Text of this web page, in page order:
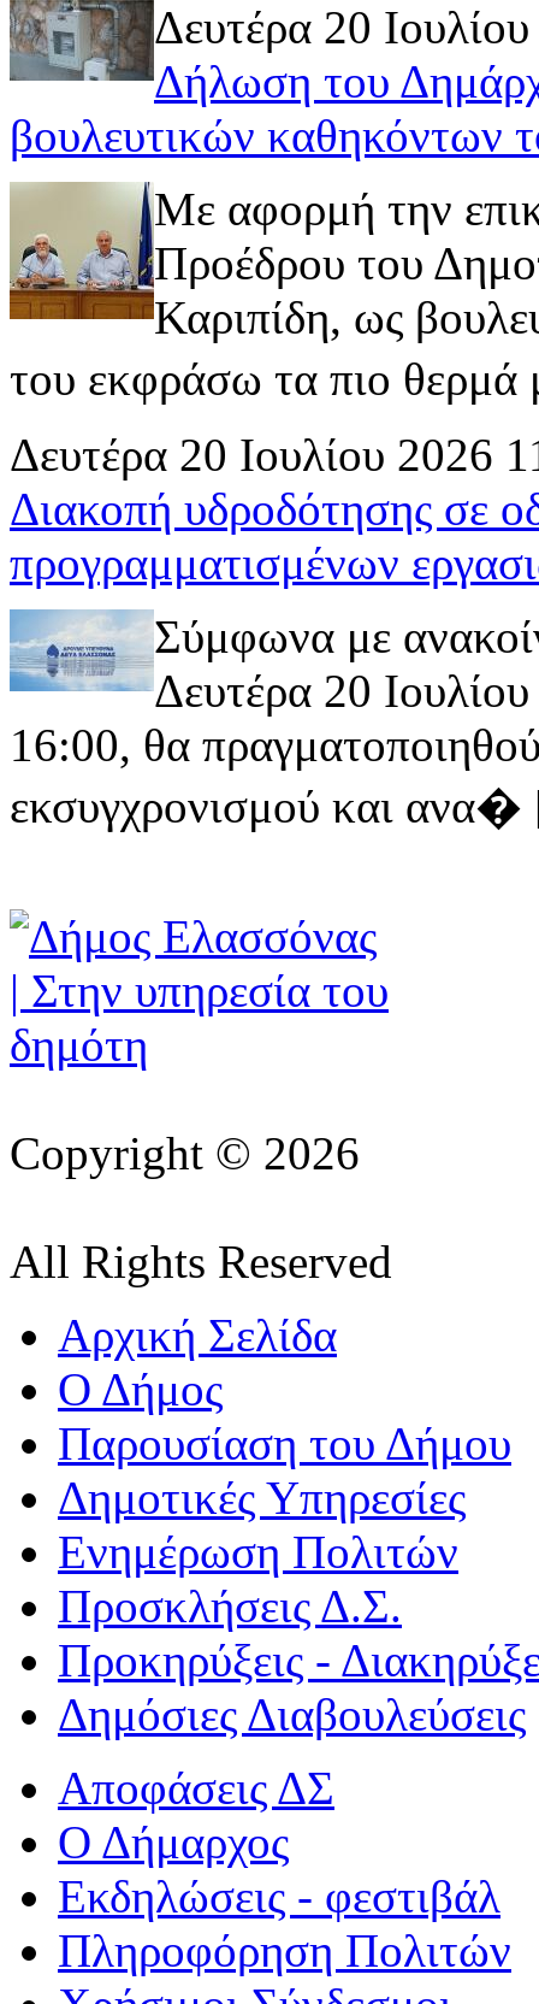
Δευτέρα 20
Δήλωση του
βουλευτικών καθηκόντων
Με αφορμή την
Προέδρου του
Καριπίδη, ως
του εκφράσω τα πιο
Δευτέρα 20 Ιουλίου 2026
Διακοπή υδροδότησης σε
προγραμματισμένων
Σύμφωνα με
Δευτέρα 20
16:00, θα
εκσυγχρονισμού και
Copyright © 2026
All Rights Reserved
Αρχική Σελίδα
Ο Δήμος
Παρουσίαση του Δήμου
Δημοτικές Υπηρεσίες
Ενημέρωση Πολιτών
Προσκλήσεις Δ.Σ.
Προκηρύξεις -
Δημόσιες Διαβουλεύσεις
Αποφάσεις ΔΣ
Ο Δήμαρχος
Εκδηλώσεις - φεστιβάλ
Πληροφόρηση Πολιτών